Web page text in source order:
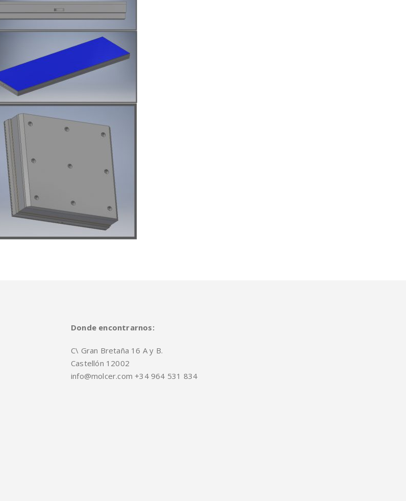
Donde encontrarnos:
C\ Gran Bretaña 16 A y B.
Castellón 12002
info@molcer.com +34 964 531 834